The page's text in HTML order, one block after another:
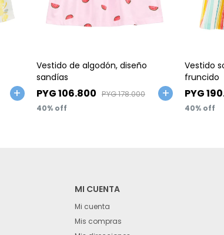
Vestido de algodón, diseño
sandías
PYG106.800 PYG178.000
40
Vestido
fruncido
PYG
40
MI CUENTA
Mi cuenta
Mis compras